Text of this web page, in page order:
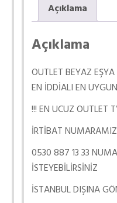
Açıklama
Açıklama
OUTLET BEYAZ
EN İDDİALI EN
!!! EN UCUZ OUTLET
İRTİBAT NUMARAMIZ
0530 887 13 33
İSTEYEBİLİRSİNİZ
İSTANBUL DIŞINA